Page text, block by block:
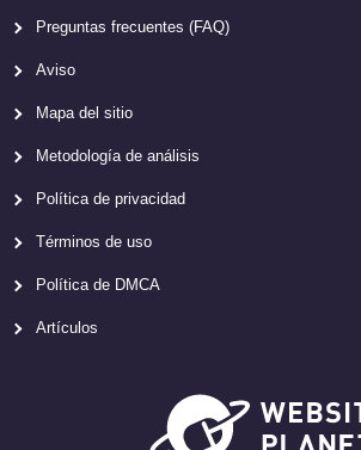
Preguntas frecuentes (FAQ)
Aviso
Mapa del sitio
Metodología de análisis
Política de privacidad
Términos de uso
Política de DMCA
Artículos